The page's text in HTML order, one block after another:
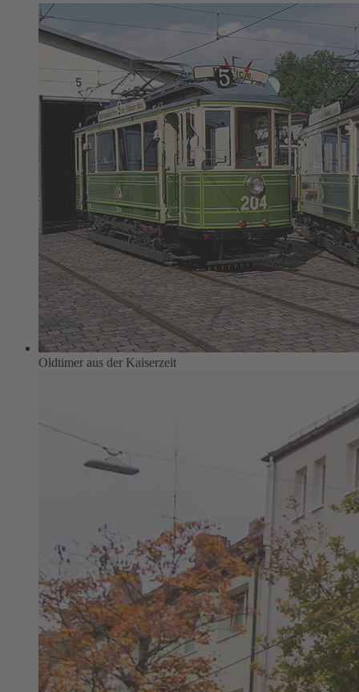
Oldtimer aus der Kaiserzeit